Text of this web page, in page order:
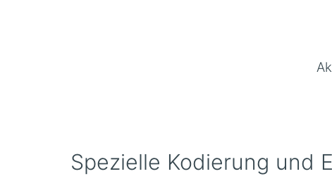
Spezielle Kodierung und